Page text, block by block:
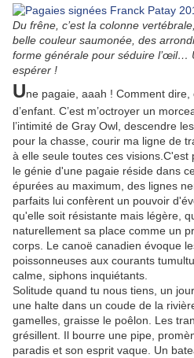
Du frêne, c’est la colonne
belle couleur saumonée, des
forme générale pour séduire l’œil…
espérer !
Une pagaie, aaah ! Comment dire,
d’enfant. C’est m’octroyer un
l’intimité de Gray Owl, descendre
pour la chasse, courir ma ligne de
à elle seule toutes ces
le génie d'une pagaie réside dans
épurées au maximum, des lignes
parfaits lui confèrent un pouvoir
qu'elle soit résistante mais légère,
naturellement sa place comme un
corps. Le canoë canadien évoque
poissonneuses aux courants
calme, siphons inquiétants.
Solitude quand tu nous tiens, un
une halte dans un coude de la
gamelles, graisse le poêlon. Les
grésillent. Il bourre une pipe,
paradis et son esprit vaque. Un